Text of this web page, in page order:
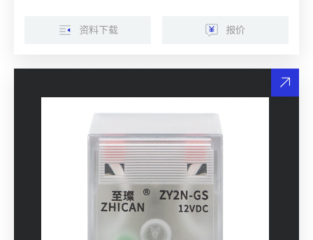
资料下载 报价